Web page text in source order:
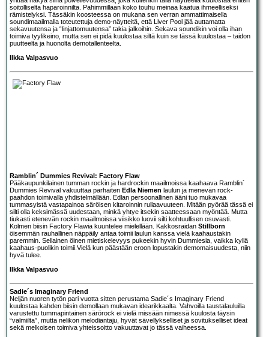
soitolliselta haparoinnilta. Pahimmillaan koko touhu meinaa kaatua ihmeelliseksi
rämistelyksi. Tässäkin koosteessa on mukana sen verran ammattimaisella
soundimaailmalla toteutettuja demo-näytteitä, että Liver Pool jää auttamatta
sekavuutensa ja “linjattomuutensa” takia jalkoihin. Sekava soundikin voi olla ihan
toimiva tyylikeino, mutta sen ei pidä kuulostaa siltä kuin se tässä kuulostaa – taidon
puutteelta ja huonolta demotallenteelta.
Ilkka Valpasvuo
Ramblin´ Dummies Revival: Factory Flaw
Pääkaupunkilainen tumman rockin ja hardrockin maailmoissa kaahaava Ramblin´
Dummies Revival vakuuttaa parhaiten Edla Niemen laulun ja menevän rock-
paahdon toimivalla yhdistelmällään. Edlan persoonallinen ääni tuo mukavaa
tummasyistä vastapainoa säröisen kitaroinnin rullaavuuteen. Mitään pyörää tässä ei
silti olla keksimässä uudestaan, minkä yhtye itsekin saatteessaan myöntää. Mutta
tiukasti etenevän rockin maailmoissa viisikko luovii silti kohtuullisen osuvasti.
Kolmen biisin Factory Flawia kuuntelee mielellään. Kakkosraidan Stillborn
öisemmän rauhallinen näppäily antaa toimii laulun kanssa vielä kaahaustakin
paremmin. Sellainen öinen mietiskelevyys pukeekin hyvin Dummiesia, vaikka kyllä
kaahaus-puolikin toimii.Vielä kun päästään eroon lopustakin demomaisuudesta, niin
hyvä tulee.
Ilkka Valpasvuo
Sadie´s Imaginary Friend
Neljän nuoren tytön pari vuotta sitten perustama Sadie´s Imaginary Friend
kuulostaa kahden biisin demollaan mukavan idearikkaalta. Vahvoilla taustalauluilla
varustettu tummapintainen särörock ei vielä missään nimessä kuulosta täysin
“valmiilta”, mutta nelikon melodiantaju, hyvät sävellykselliset ja sovitukselliset ideat
sekä melkoisen toimiva yhteissoitto vakuuttavat jo tässä vaiheessa.